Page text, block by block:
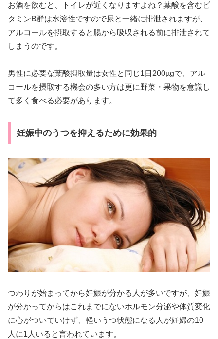
お酒を飲むと、トイレが近くなりますよね？葉酸を含むビ
タミンB群は水溶性ですので尿と一緒に排泄されますが、
アルコールを摂取すると腸から吸収される前に排泄されて
しまうのです。
男性に必要な葉酸摂取量は女性と同じ1日200µgで、アル
コールを摂取する機会の多い方は更に野菜・果物を意識し
て多く食べる必要があります。
妊娠中のうつを抑えるために効果的
つわりが始まってから妊娠が分かる人が多いですが、妊娠
が分かってからはこれまでにないホルモン分泌や体質変化
に心がついていけず、軽いうつ状態になる人が妊婦の10
人に1人いると言われています。